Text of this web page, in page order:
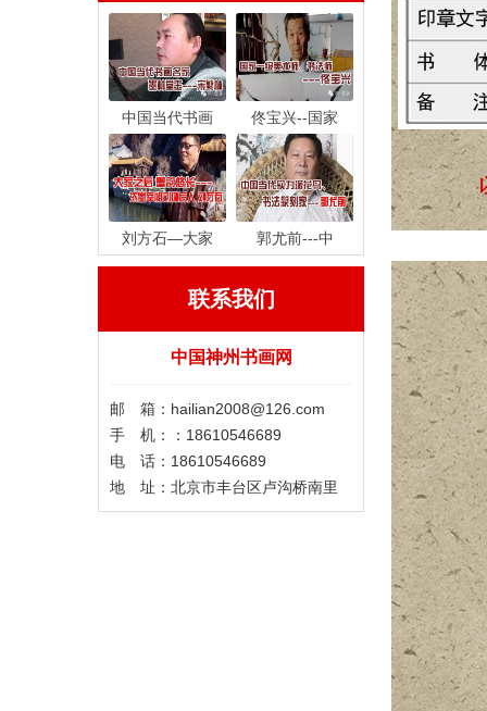
中国当代书画 佟宝兴--国家
刘方石—大家 郭尤前---中
联系我们
中国神州书画网
邮 箱：hailian2008@126.com
手 机：：18610546689
电 话：18610546689
地 址：北京市丰台区卢沟桥南里